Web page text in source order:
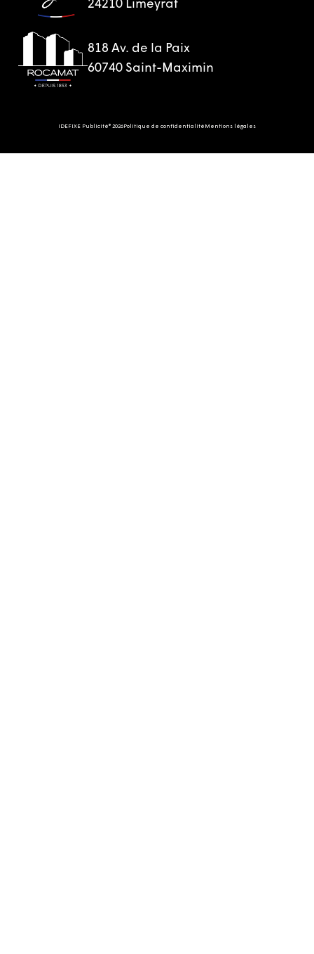
24210 Limeyrat
818 Av. de la Paix
60740 Saint-Maximin
IDEFIXE Publicité® 2026Politique de confidentialité Mentions légales